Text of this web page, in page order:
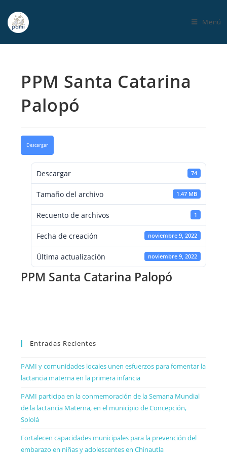
Menú
PPM Santa Catarina
Palopó
Descargar
Descargar 74
Tamaño del archivo 1.47 MB
Recuento de archivos 1
Fecha de creación noviembre 9, 2022
Última actualización noviembre 9, 2022
PPM Santa Catarina Palopó
Entradas Recientes
PAMI y comunidades locales unen esfuerzos para fomentar la
lactancia materna en la primera infancia
PAMI participa en la conmemoración de la Semana Mundial
de la lactancia Materna, en el municipio de Concepción,
Sololá
Fortalecen capacidades municipales para la prevención del
embarazo en niñas y adolescentes en Chinautla